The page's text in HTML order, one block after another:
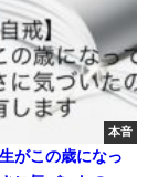
本音
がこの歳になっ